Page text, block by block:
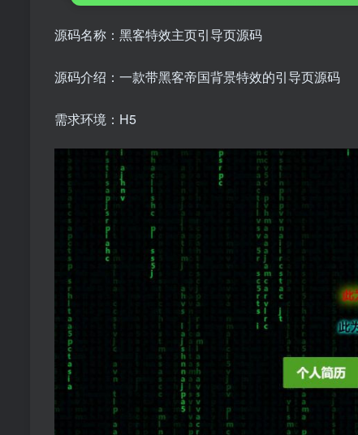
源码名称：黑客特效主页引导页源码
源码介绍：一款带黑客帝国背景特效的引导页源码
需求环境：H5